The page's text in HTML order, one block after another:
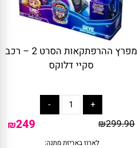
אזל במלאי
מפרץ ההרפתקאות הסרט 2 – רכב
סקיי דלוקס